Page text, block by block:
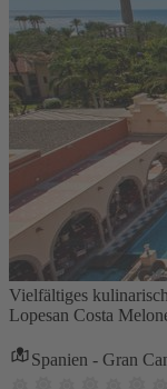
Vielfältiges
Lopesan Costa
Spanien - Gran